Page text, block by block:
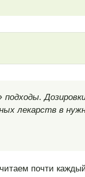
лекарств в
почти